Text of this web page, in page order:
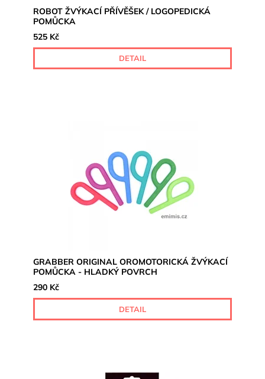
ROBOT ŽVÝKACÍ PŘÍVĚŠEK / LOGOPEDICKÁ
POMŮCKA
525 Kč
DETAIL
GRABBER ORIGINAL OROMOTORICKÁ ŽVÝKACÍ
POMŮCKA - HLADKÝ POVRCH
290 Kč
DETAIL